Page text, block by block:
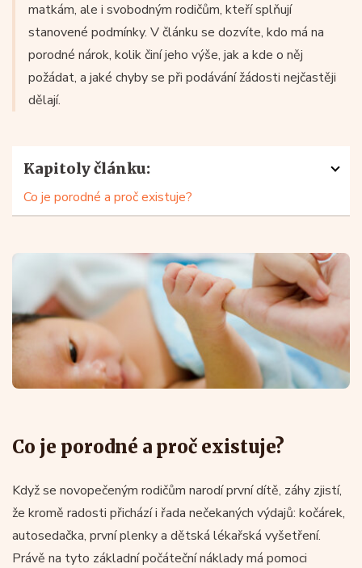
matkám, ale i svobodným rodičům, kteří splňují
stanovené podmínky. V článku se dozvíte, kdo má na
porodné nárok, kolik činí jeho výše, jak a kde o něj
požádat, a jaké chyby se při podávání žádosti nejčastěji
dělají.
Kapitoly článku:
Co je porodné a proč existuje?
Co je porodné a proč existuje?
Když se novopečeným rodičům narodí první dítě, záhy zjistí,
že kromě radosti přichází i řada nečekaných výdajů: kočárek,
autosedačka, první plenky a dětská lékařská vyšetření.
Právě na tyto základní počáteční náklady má pomoci